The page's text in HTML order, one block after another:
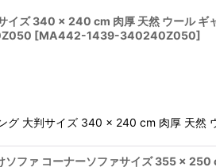
ズ 340 × 240 cm 肉厚 天然 ウール ギ
[MA442-1439-340240Z050]
大判サイズ 340 × 240 cm 肉厚 天然
ファ コーナーソファサイズ 355 ×